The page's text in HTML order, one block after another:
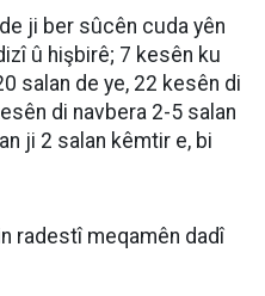
ji ber sûcên cuda yên
û hişbirê; 7 kesên ku
salan de ye, 22 kesên di
di navbera 2-5 salan
ji 2 salan kêmtir e, bi
radestî meqamên dadî